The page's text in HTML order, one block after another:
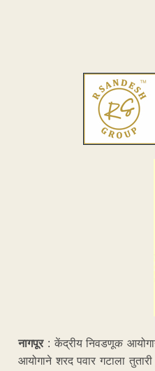
नागपूर : केंद्रीय निवडणूक
आयोगाने शरद पवार गटाला